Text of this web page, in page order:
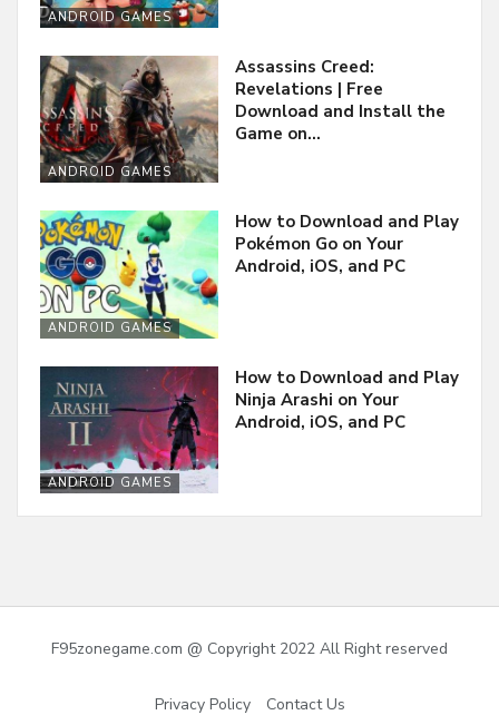
ANDROID GAMES
ANDROID GAMES
Assassins Creed:
Revelations | Free
Download and Install the
Game on…
ANDROID GAMES
How to Download and Play
Pokémon Go on Your
Android, iOS, and PC
ANDROID GAMES
How to Download and Play
Ninja Arashi on Your
Android, iOS, and PC
F95zonegame.com @ Copyright 2022 All Right reserved
Privacy Policy Contact Us